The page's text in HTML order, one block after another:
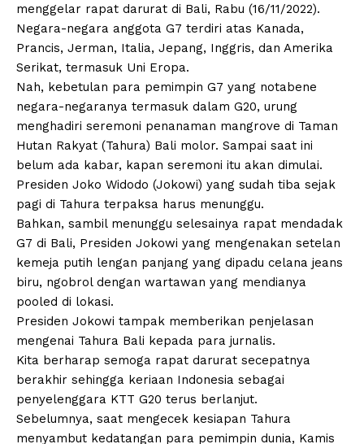
menggelar rapat darurat di Bali, Rabu (16/11/2022).
Negara-negara anggota G7 terdiri atas Kanada,
Prancis, Jerman, Italia, Jepang, Inggris, dan Amerika
Serikat, termasuk Uni Eropa.
Nah, kebetulan para pemimpin G7 yang notabene
negara-negaranya termasuk dalam G20, urung
menghadiri seremoni penanaman mangrove di Taman
Hutan Rakyat (Tahura) Bali molor. Sampai saat ini
belum ada kabar, kapan seremoni itu akan dimulai.
Presiden Joko Widodo (Jokowi) yang sudah tiba sejak
pagi di Tahura terpaksa harus menunggu.
Bahkan, sambil menunggu selesainya rapat mendadak
G7 di Bali, Presiden Jokowi yang mengenakan setelan
kemeja putih lengan panjang yang dipadu celana jeans
biru, ngobrol dengan wartawan yang mendianya
pooled di lokasi.
Presiden Jokowi tampak memberikan penjelasan
mengenai Tahura Bali kepada para jurnalis.
Kita berharap semoga rapat darurat secepatnya
berakhir sehingga keriaan Indonesia sebagai
penyelenggara KTT G20 terus berlanjut.
Sebelumnya, saat mengecek kesiapan Tahura
menyambut kedatangan para pemimpin dunia, Kamis